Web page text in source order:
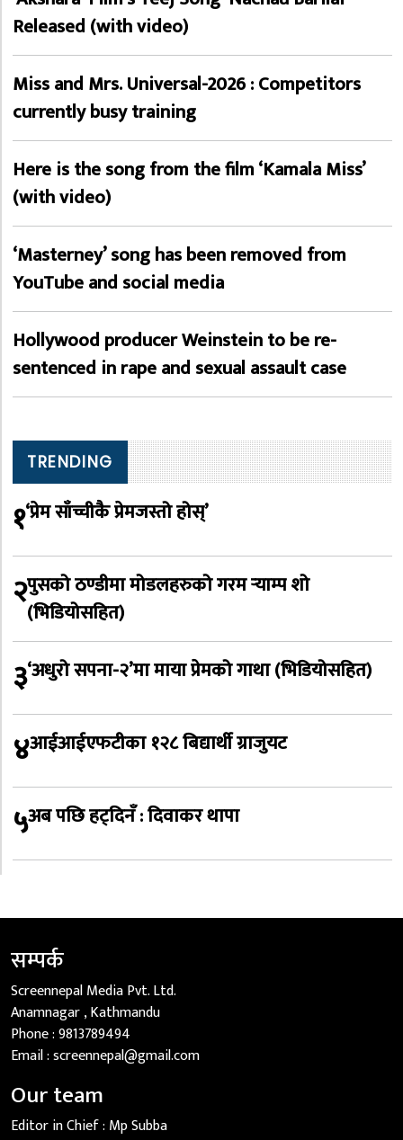
Released (with video)
Miss and Mrs. Universal-2026 : Competitors
currently busy training
Here is the song from the film ‘Kamala Miss’
(with video)
‘Masterney’ song has been removed from
YouTube and social media
Hollywood producer Weinstein to be re-
sentenced in rape and sexual assault case
TRENDING
१‘प्रेम साँच्चीकै प्रेमजस्तो होस्’
२पुसको ठण्डीमा मोडलहरुको गरम र्‍याम्प शो
(भिडियोसहित)
३‘अधुरो सपना-२’मा माया प्रेमको गाथा (भिडियोसहित)
४आईआईएफटीका १२८ बिद्यार्थी ग्राजुयट
५अब पछि हट्दिनँ : दिवाकर थापा
सम्पर्क
Screennepal Media Pvt. Ltd.
Anamnagar , Kathmandu
Phone :9813789494
Email :screennepal@gmail.com
Our team
Editor in Chief : Mp Subba